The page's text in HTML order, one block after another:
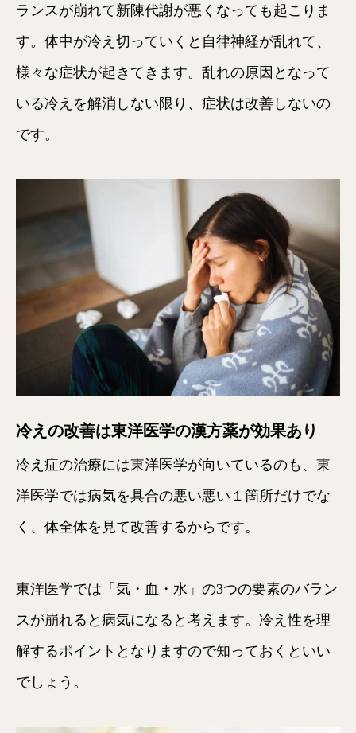
ランスが崩れて新陳代謝が悪くなっても起こりま
す。体中が冷え切っていくと自律神経が乱れて、
様々な症状が起きてきます。乱れの原因となって
いる冷えを解消しない限り、症状は改善しないの
です。
冷えの改善は東洋医学の漢方薬が効果あり
冷え症の治療には東洋医学が向いているのも、東
洋医学では病気を具合の悪い悪い１箇所だけでな
く、体全体を見て改善するからです。
東洋医学では「気・血・水」の3つの要素のバラン
スが崩れると病気になると考えます。冷え性を理
解するポイントとなりますので知っておくといい
でしょう。